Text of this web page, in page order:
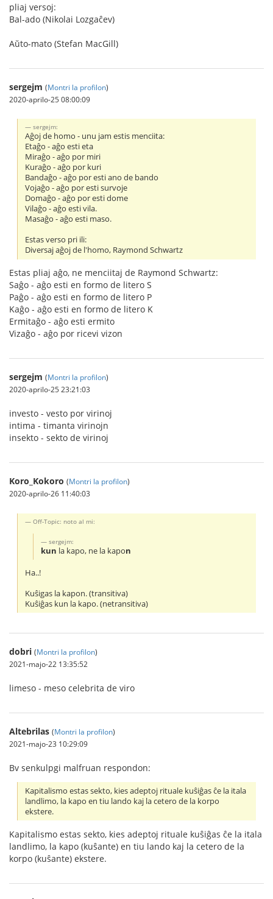
pliaj versoj:
Bal-ado (Nikolai Lozgaĉev)
Aŭto-mato (Stefan MacGill)
sergejm (Montri la profilon)
2020-aprilo-25 08:00:09
sergejm:
Aĝoj de homo - unu jam estis menciita:
Etaĝo - aĝo esti eta
Miraĝo - aĝo por miri
Kuraĝo - aĝo por kuri
Bandaĝo - aĝo por esti ano de bando
Vojaĝo - aĝo por esti survoje
Domaĝo - aĝo por esti dome
Vilaĝo - aĝo esti vila.
Masaĝo - aĝo esti maso.
Estas verso pri ili:
Diversaj aĝoj de l'homo, Raymond Schwartz
Estas pliaj aĝo, ne menciitaj de Raymond Schwartz:
Saĝo - aĝo esti en formo de litero S
Paĝo - aĝo esti en formo de litero P
Kaĝo - aĝo esti en formo de litero K
Ermitaĝo - aĝo esti ermito
Vizaĝo - aĝo por ricevi vizon
sergejm (Montri la profilon)
2020-aprilo-25 23:21:03
investo - vesto por virinoj
intima - timanta virinojn
insekto - sekto de virinoj
Koro_Kokoro (Montri la profilon)
2020-aprilo-26 11:40:03
Off-Topic: noto al mi:
sergejm:
kun la kapo, ne la kapon
Ha..!
Kuŝigas la kapon. (transitiva)
Kuŝiĝas kun la kapo. (netransitiva)
dobri (Montri la profilon)
2021-majo-22 13:35:52
limeso - meso celebrita de viro
Altebrilas (Montri la profilon)
2021-majo-23 10:29:09
Bv senkulpgi malfruan respondon:
Kapitalismo estas sekto, kies adeptoj rituale kuŝiĝas ĉe la itala
landlimo, la kapo en tiu lando kaj la cetero de la korpo
ekstere.
Kapitalismo estas sekto, kies adeptoj rituale kuŝiĝas ĉe la itala
landlimo, la kapo (kuŝante) en tiu lando kaj la cetero de la
korpo (kuŝante) ekstere.